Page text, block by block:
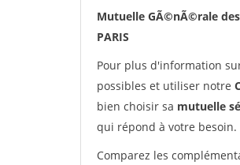
Mutuelle GÃ©nÃ©rale des
PARIS
Pour plus d'information
possibles et utiliser notre
bien choisir sa mutuelle
qui répond à votre besoin.
Comparez les